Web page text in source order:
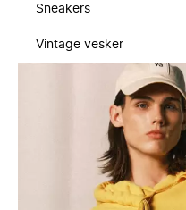
Sneakers
Vintage vesker